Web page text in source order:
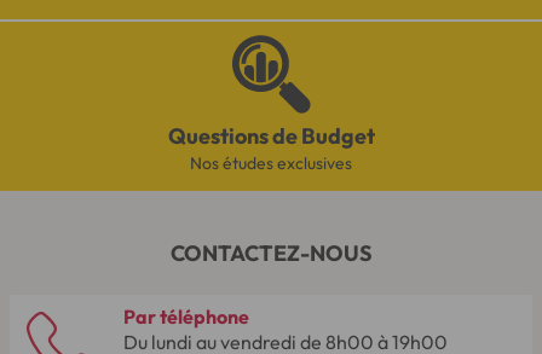
Questions de Budget
Nos études exclusives
CONTACTEZ-NOUS
Par téléphone
Du lundi au vendredi de 8h00 à 19h00